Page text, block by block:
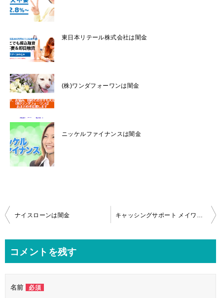
東日本リテール株式会社は闇金
(株)ワンダフォーワンは闇金
ニッケルファイナンスは闇金
投
ビ
ー
ナイスローンは闇金
コメントを残す
名前 必須